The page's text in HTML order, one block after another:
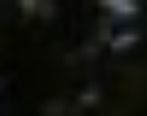
Panneau de gestion des cookies